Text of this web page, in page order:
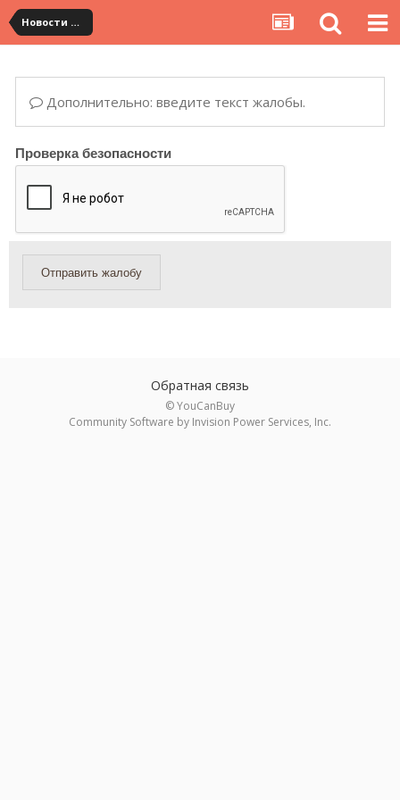
Новости сервиса
Дополнительно: введите текст жалобы.
Проверка безопасности
Отправить жалобу
Обратная связь
© YouCanBuy
Community Software by Invision Power Services, Inc.